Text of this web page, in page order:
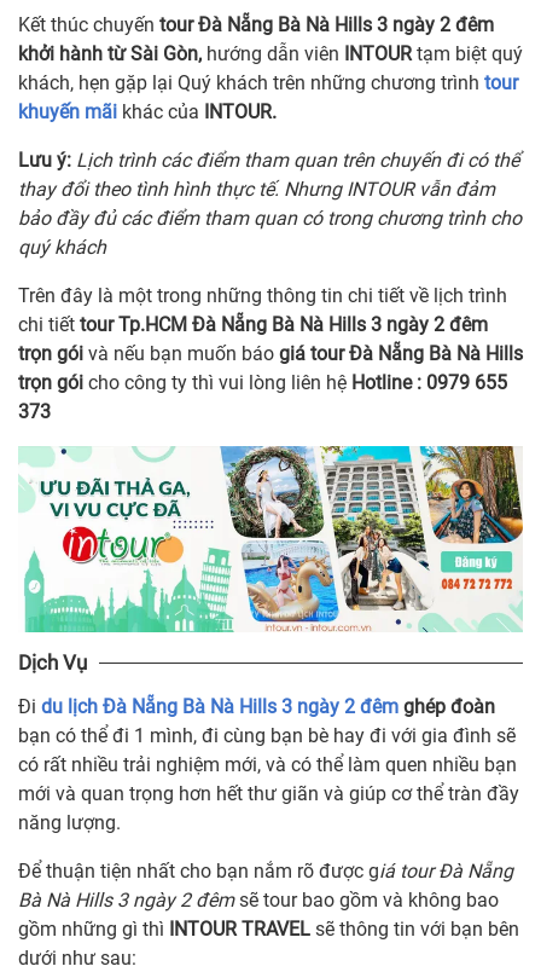
Kết thúc chuyến tour Đà Nẵng Bà Nà Hills 3 ngày 2 đêm
khởi hành từ Sài Gòn, hướng dẫn viên INTOUR tạm biệt quý
khách, hẹn gặp lại Quý khách trên những chương trình tour
khuyến mãi khác của INTOUR.
Lưu ý: Lịch trình các điểm tham quan trên chuyến đi có thể
thay đổi theo tình hình thực tế. Nhưng INTOUR vẫn đảm
bảo đầy đủ các điểm tham quan có trong chương trình cho
quý khách
Trên đây là một trong những thông tin chi tiết về lịch trình
chi tiết tour Tp.HCM Đà Nẵng Bà Nà Hills 3 ngày 2 đêm
trọn gói và nếu bạn muốn báo giá tour Đà Nẵng Bà Nà Hills
trọn gói cho công ty thì vui lòng liên hệ Hotline : 0979 655
373
Dịch Vụ
Đi du lịch Đà Nẵng Bà Nà Hills 3 ngày 2 đêm ghép đoàn
bạn có thể đi 1 mình, đi cùng bạn bè hay đi với gia đình sẽ
có rất nhiều trải nghiệm mới, và có thể làm quen nhiều bạn
mới và quan trọng hơn hết thư giãn và giúp cơ thể tràn đầy
năng lượng.
Để thuận tiện nhất cho bạn nắm rõ được giá tour Đà Nẵng
Bà Nà Hills 3 ngày 2 đêmsẽ tour bao gồm và không bao
gồm những gì thì
INTOUR TRAVEL sẽ thông tin với bạn bên
dưới như sau: